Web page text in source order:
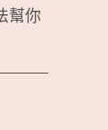
幫你